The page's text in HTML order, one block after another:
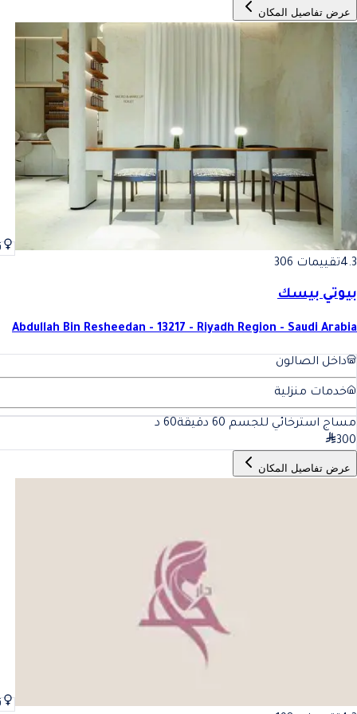
عرض تفاصيل المكان
4.3تقييمات 306
بيوتي بيسك
Abdullah Bin Resheedan - 13217 - Riyadh Region - Saudi Arabia
داخل الصالون
خدمات منزلية
مساج استرخائي للجسم 60 دقيقة 60 د
300
عرض تفاصيل المكان